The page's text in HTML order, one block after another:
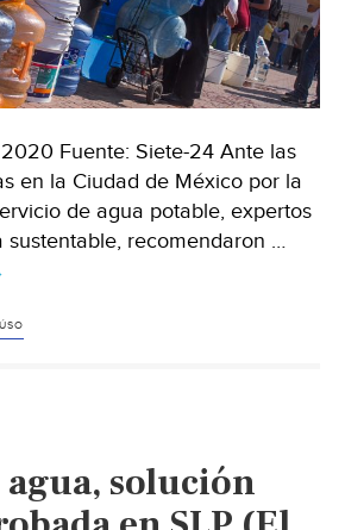
Fuente: Siete-24 Ante las
en la Ciudad de México por la
de agua potable, expertos
sustentable, recomendaron …
agua, solución